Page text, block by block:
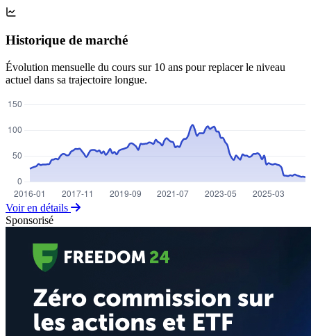
Historique de marché
Évolution mensuelle du cours sur 10 ans pour replacer le niveau
actuel dans sa trajectoire longue.
Voir en détails
Sponsorisé